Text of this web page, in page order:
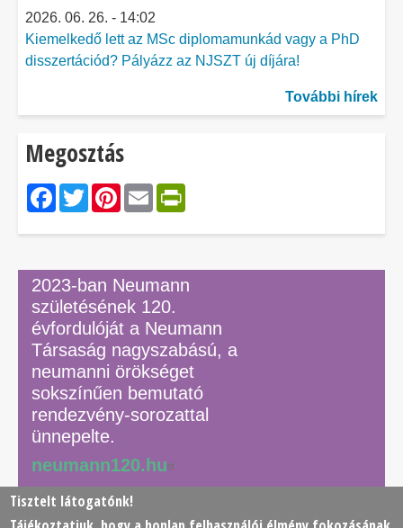
2026. 06. 26. - 14:02
Kiemelkedő lett az MSc diplomamunkád vagy a PhD
disszertációd? Pályázz az NJSZT új díjára!
További hírek
Megosztás
Facebook
Twitter
Pinterest
Email
2023-ban Neumann
születésének 120.
évfordulóját a Neumann
Társaság nagyszabású, a
neumanni örökséget
sokszínűen bemutató
rendezvény-sorozattal
ünnepelte.
neumann120.hu
Tisztelt látogatónk!